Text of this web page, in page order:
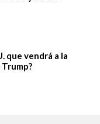
que vendrá a la